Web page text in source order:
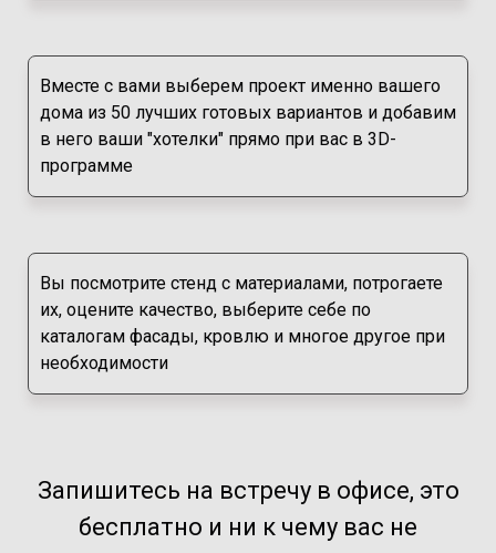
Вместе с вами выберем проект именно вашего
дома из 50 лучших готовых вариантов и добавим
в него ваши "хотелки" прямо при вас в 3D-
программе
Вы посмотрите стенд с материалами, потрогаете
их, оцените качество, выберите себе по
каталогам фасады, кровлю и многое другое при
необходимости
Запишитесь на встречу в офисе, это
бесплатно и ни к чему вас не